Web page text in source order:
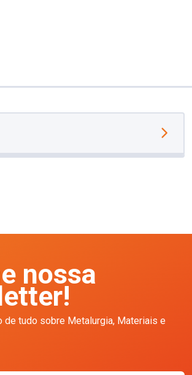
nossa
de tudo sobre Metalurgia, Materiais e